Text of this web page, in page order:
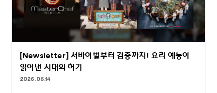
[Newsletter] 서바이벌부터 검증까지! 요리 예능이
읽어낸 시대의 허기
2026.06.14